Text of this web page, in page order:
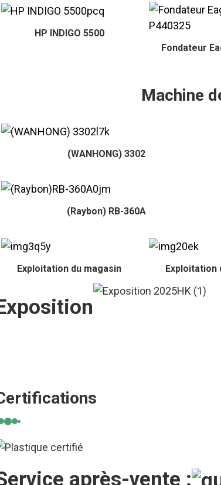
HP INDIGO 5500
Fondateur
Machine
(WANHONG) 3302
(Raybon) RB-360A
Exploitation du magasin Exploitation
après-vente :